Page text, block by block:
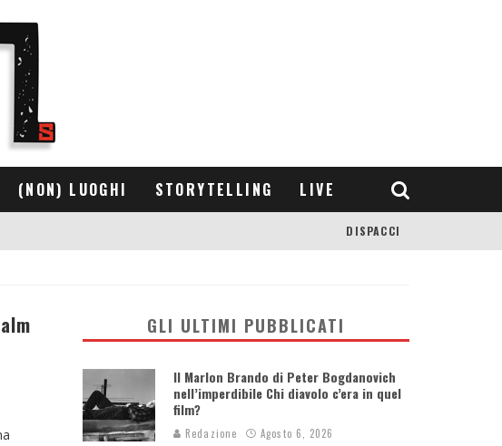
(NON) LUOGHI STORYTELLING LIVE
DISPACCI
GLI ULTIMI PUBBLICATI
Il Marlon Brando di Peter Bogdanovich
nell’imperdibile Chi diavolo c’era in quel
film?
Redazione Agosto 6, 2026